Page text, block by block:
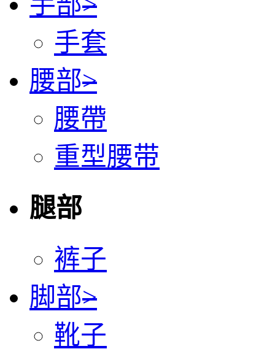
手套
腰部>
腰帶
重型腰带
腿部
裤子
脚部>
靴子